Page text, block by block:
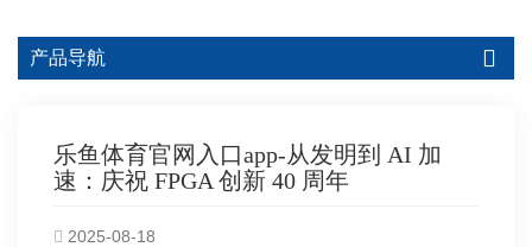
产品导航
乐鱼体育官网入口app-从发明到 AI 加
速：庆祝 FPGA 创新 40 周年
2025-08-18